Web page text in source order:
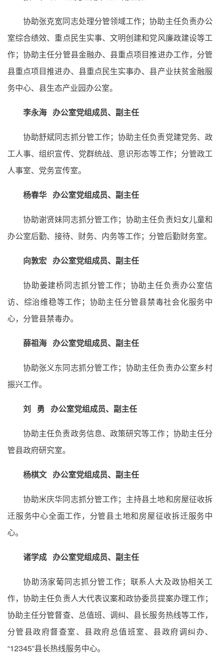
协助张克宽同志处理分管领域工作；协助主任负责办公
室综合绩效、重点民生实事、文明创建和党风廉政建设等工
作；协助主任分管县金融办、县重点项目推进办工作，分管
县重点项目推进办、县重点民生实事办、县产业扶贫金融服
务中心、县生态产业园办公室。
李永海 办公室党组成员、副主任
协助舒斌同志抓分管工作；协助主任负责党建党务、政
工人事、组织宣传、党群统战、意识形态等工作；分管政工
人事室、党务宣传室。
杨春华 办公室党组成员、副主任
协助谢贤妹同志抓分管工作；协助主任负责妇女儿童和
办公室后勤、接待、财务、内务等工作；分管后勤财务室。
向敦宏 办公室党组成员、副主任
协助姜建桥同志抓分管工作；协助主任负责办公室信
访、综治维稳等工作；协助主任分管县禁毒社会化服务中
心，分管县禁毒办。
薛祖海 办公室党组成员、副主任
协助张义东同志抓分管工作；协助主任负责办公室乡村
振兴工作。
刘 勇 办公室党组成员、副主任
协助主任负责政务信息、政策研究等工作；协助主任分
管县政府研究室。
杨棋文 办公室党组成员、副主任
协助米庆华同志抓分管工作；主持县土地和房屋征收拆
迁服务中心全面工作，分管县土地和房屋征收拆迁服务中
心。
诸学成 办公室党组成员、副主任
协助汤家葡同志抓分管工作；联系人大及政协相关工
作，协助主任负责人大代表议案和政协委员提案办理工作；
协助主任分管督查、总值班、调纠、县长服务热线等工作，
分管县政府督查室、县政府总值班室、县政府调纠办、
“12345”县长热线服务中心。